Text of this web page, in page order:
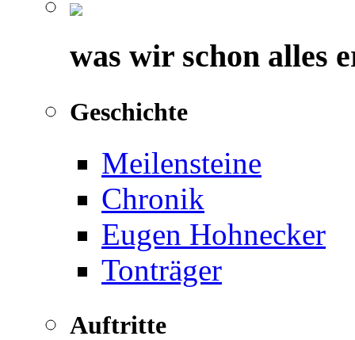
was wir schon alles
Geschichte
Meilensteine
Chronik
Eugen Hohnecker
Tonträger
Auftritte